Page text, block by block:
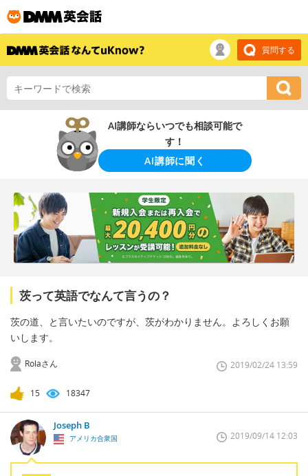
質問する
AI講師ならいつでも相談可能で
す！
AI講師に聞く
茨って英語でなんて言うの？
茨の道、と言いたいのですが、茨がわかりません。よろしくお願
いします。
Rolaさん 2019/02/24 13:59
15 18347
Joseph B
アメリカ合衆国 2019/09/14 12:03